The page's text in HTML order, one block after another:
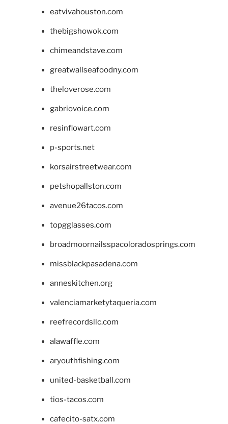
eatvivahouston.com
thebigshowok.com
chimeandstave.com
greatwallseafoodny.com
theloverose.com
gabriovoice.com
resinflowart.com
p-sports.net
korsairstreetwear.com
petshopallston.com
avenue26tacos.com
topgglasses.com
broadmoornailsspacoloradosprings.com
missblackpasadena.com
anneskitchen.org
valenciamarketytaqueria.com
reefrecordsllc.com
alawaffle.com
aryouthfishing.com
united-basketball.com
tios-tacos.com
cafecito-satx.com